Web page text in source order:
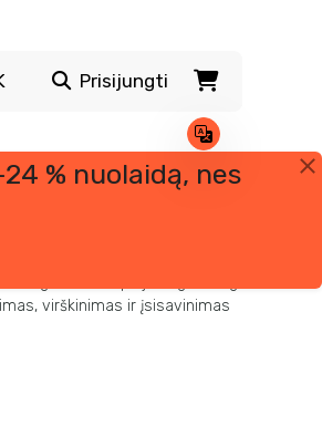
Prisijungti
% nuolaidą, nes
virškinimą. Šiandien aptarsime
virškinimas ir įsisavinimas